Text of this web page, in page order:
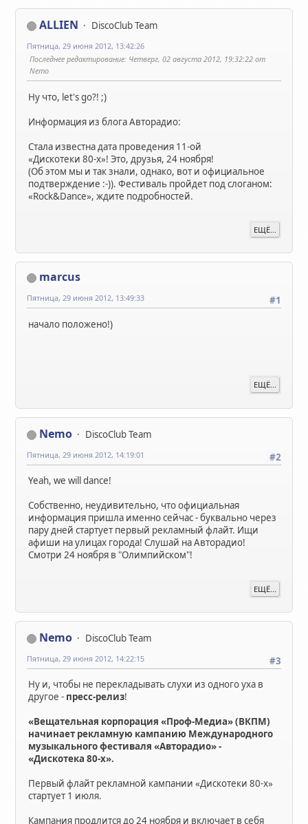
ALLIEN DiscoClub Team
Пятница, 29 июня 2012, 13:42:26
Последнее редактирование: Четверг, 02 августа 2012, 19:32:22 от
Nemo
Ну что, let's go?! ;)
Информация из блога Авторадио:
Стала известна дата проведения 11-ой
«Дискотеки 80-х»! Это, друзья, 24 ноября!
(Об этом мы и так знали, однако, вот и официальное
подтверждение :-)). Фестиваль пройдет под слоганом:
«Rock&Dance», ждите подробностей.
ЕЩЁ...
marcus
#1
Пятница, 29 июня 2012, 13:49:33
начало положено!)
ЕЩЁ...
Nemo
DiscoClub Team
#2
Пятница, 29 июня 2012, 14:19:01
Yeah, we will dance!
Собственно, неудивительно, что официальная
информация пришла именно сейчас - буквально через
пару дней стартует первый рекламный флайт. Ищи
афиши на улицах города! Слушай на Авторадио!
Смотри 24 ноября в "Олимпийском"!
ЕЩЁ...
Nemo
DiscoClub Team
#3
Пятница, 29 июня 2012, 14:22:15
Ну и, чтобы не перекладывать слухи из одного уха в
другое - пресс-релиз!
«Вещательная корпорация «Проф-Медиа» (ВКПМ)
начинает рекламную кампанию Международного
музыкального фестиваля «Авторадио» -
«Дискотека 80-х».
Первый флайт рекламной кампании «Дискотеки 80-х»
стартует 1 июля.
Кампания продлится до 24 ноября и включает в себя